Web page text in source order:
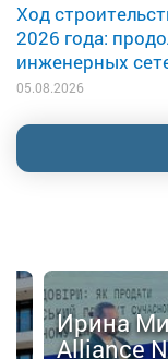
Ход
2026 года:
инженерных
05.08.2026
Ирина
Alliance